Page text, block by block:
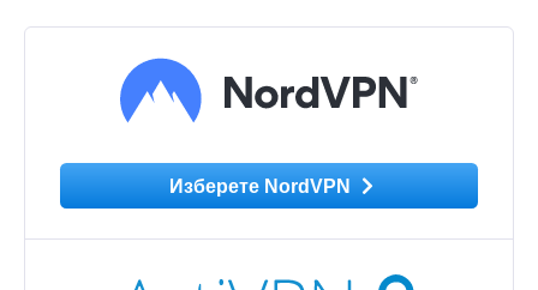
Изберете NordVPN